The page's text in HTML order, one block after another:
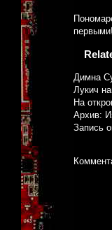
первыми!
Димна
Лукич
На
Архив:
Запись